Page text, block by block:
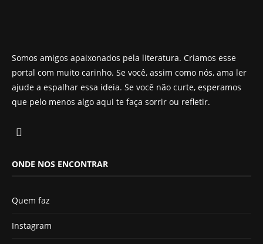
Somos amigos apaixonados pela literatura. Criamos esse
portal com muito carinho. Se você, assim como nós, ama ler
ajude a espalhar essa ideia. Se você não curte, esperamos
que pelo menos algo aqui te faça sorrir ou refletir.
ONDE NOS ENCONTRAR
Quem faz
Instagram